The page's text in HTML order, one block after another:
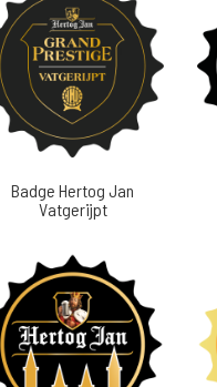
Badge Hertog Jan
Vatgerijpt